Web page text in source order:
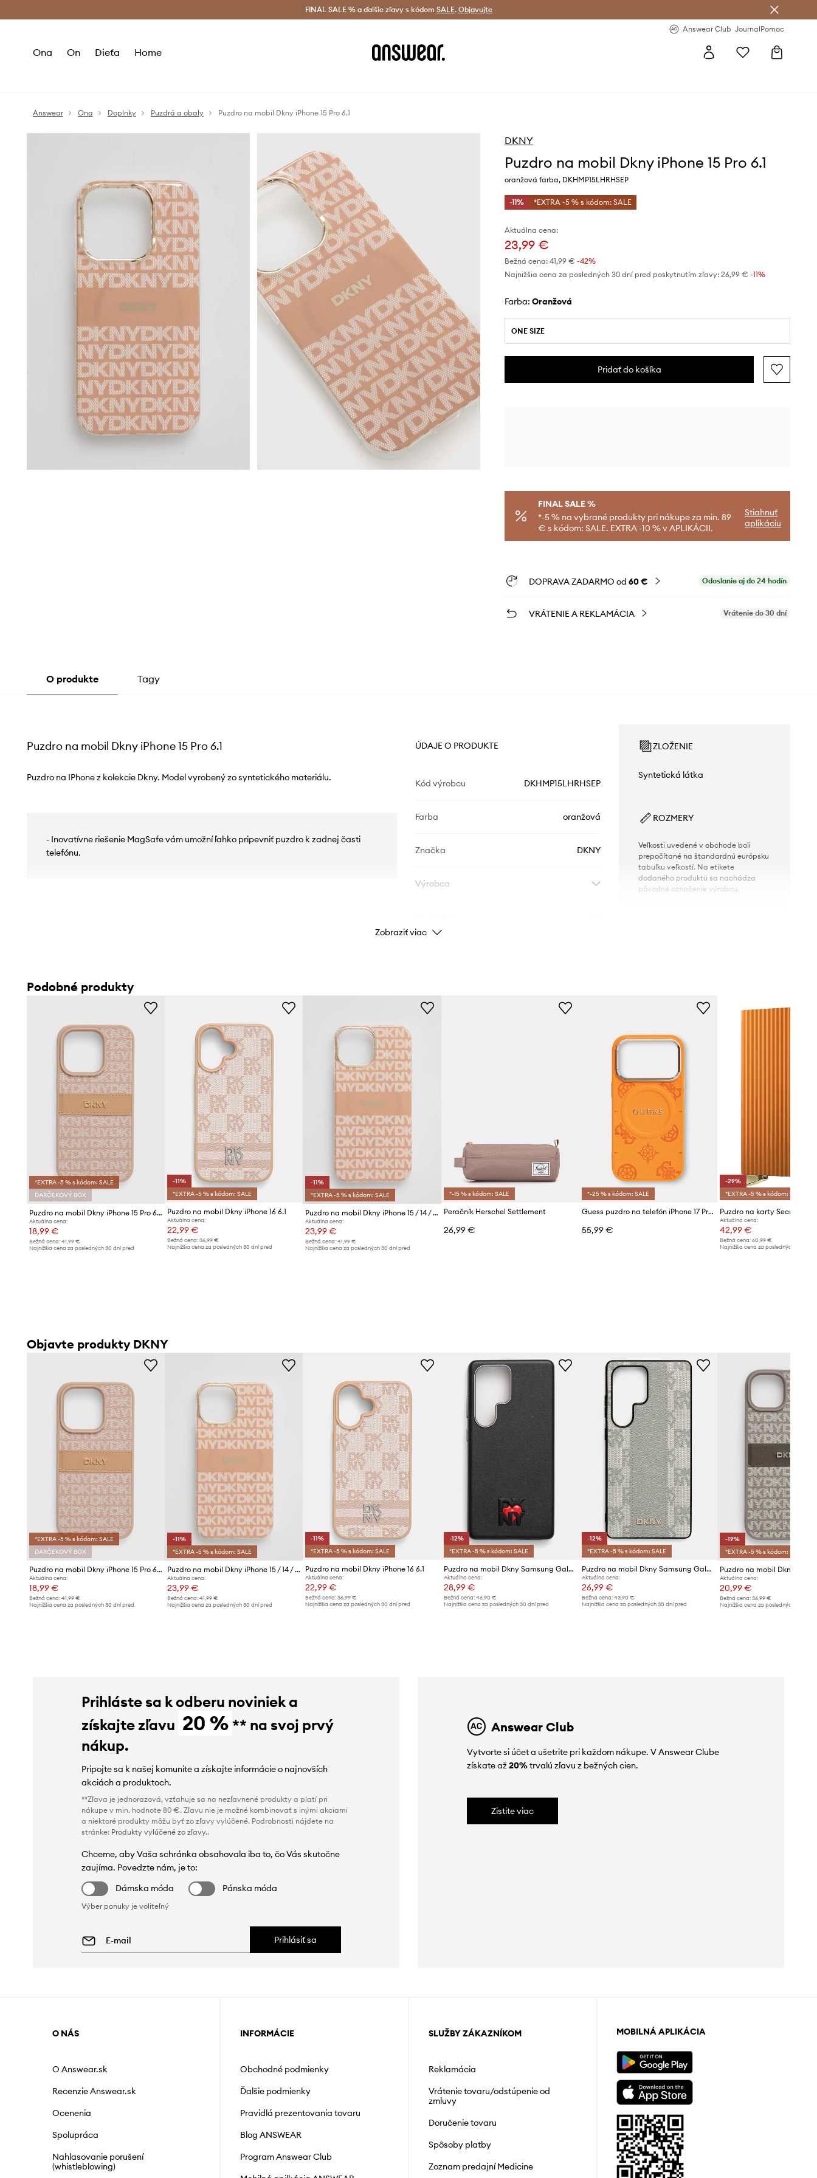
Bezplatná doprava od 60 € > Doručenie aj do 24 h >
FINAL SALE % a ďalšie zľavy s kódom SALE. Objavujte
Answear Club JournalPomoc
Ona On Dieťa Home
Answear Ona Doplnky Puzdrá a obaly Puzdro na mobil Dkny iPhone 15 Pro 6.1
DKNY
Puzdro na mobil Dkny iPhone 15 Pro 6.1
oranžová farba, DKHMP15LHRHSEP
-11% *EXTRA -5 % s kódom: SALE
Aktuálna cena:
23,99 €
Bežná cena: 41,99 € -42%
Najnižšia cena za posledných 30 dní pred poskytnutím zľavy: 26,99 € -11%
Farba: oranžová
ONE SIZE
Pridať do košíka
FINAL SALE %
*-5 % na vybrané produkty pri nákupe za min. 89
€ s kódom: SALE. EXTRA -10 % v APLIKÁCII.
Stiahnuť
aplikáciu
DOPRAVA ZADARMO od 60 € Odoslanie aj do 24 hodín
VRÁTENIE A REKLAMÁCIA Vrátenie do 30 dní
O produkte Tagy
Puzdro na mobil Dkny iPhone 15 Pro 6.1
Puzdro na IPhone z kolekcie Dkny. Model vyrobený zo syntetického materiálu.
- Inovatívne riešenie MagSafe vám umožní ľahko pripevniť puzdro k zadnej časti
telefónu.
ÚDAJE O PRODUKTE
Kód výrobcu DKHMP15LHRHSEP
Farba oranžová
Značka DKNY
Výrobca
ZLOŽENIE
Syntetická látka
ROZMERY
Veľkosti uvedené v obchode boli
prepočítané na štandardnú európsku
tabuľku veľkostí. Na etikete
dodaného produktu sa nachádza
pôvodné označenie výrobcu.
Zobraziť viac
Podobné produkty
*EXTRA -5 % s kódom: SALE
DARČEKOVÝ BOX
Puzdro na mobil Dkny iPhone 15 Pro 6.1
Aktuálna cena:
18,99 €
Bežná cena: 41,99 €
Najnižšia cena za posledných 30 dní pred
-11%
*EXTRA -5 % s kódom: SALE
Puzdro na mobil Dkny iPhone 16 6.1
Aktuálna cena:
22,99 €
Bežná cena:36,99 €
Najnižšia cena za posledných 30 dní pred
-11%
*EXTRA -5 % s kódom: SALE
Puzdro na mobil Dkny iPhone 15 / 14 / 13 6.1
Aktuálna cena:
23,99 €
Bežná cena: 41,99 €
Najnižšia cena za posledných 30 dní pred
*-15 % s kódom: SALE
Peračník Herschel Settlement
26,99 €
*-25 % s kódom: SALE
Guess puzdro na telefón iPhone 17 Pro
55,99 €
-29%
*EXTRA -5 % s kódom: SALE
Puzdro na karty Secrid
Aktuálna cena:
42,99 €
Bežná cena: 60,99 €
Najnižšia cena za posledných 30 dní
Objavte produkty DKNY
*EXTRA -5 % s kódom: SALE
DARČEKOVÝ BOX
Puzdro na mobil Dkny iPhone 15 Pro 6.1
Aktuálna cena:
18,99 €
Bežná cena: 41,99 €
Najnižšia cena za posledných 30 dní pred
-11%
*EXTRA -5 % s kódom: SALE
Puzdro na mobil Dkny iPhone 15 / 14 / 13 6.1
Aktuálna cena:
23,99 €
Bežná cena:41,99 €
Najnižšia cena za posledných 30 dní pred
-11%
*EXTRA -5 % s kódom: SALE
Puzdro na mobil Dkny iPhone 16 6.1
Aktuálna cena:
22,99 €
Bežná cena: 36,99 €
Najnižšia cena za posledných 30 dní pred
-12%
*EXTRA -5 % s kódom: SALE
Puzdro na mobil Dkny Samsung Galaxy S25 Ultra
Aktuálna cena:
28,99 €
Bežná cena: 46,90 €
Najnižšia cena za posledných 30 dní pred
-12%
*EXTRA -5 % s kódom: SALE
Puzdro na mobil Dkny Samsung Galaxy S25
Aktuálna cena:
26,99 €
Bežná cena:43,90 €
Najnižšia cena za posledných 30 dní pred
-19%
*EXTRA -5 % s kódom: SALE
Aktuálna cena:
20,99 €
Bežná cena: 36,99 €
Najnižšia cena za posledných 30 dní
Prihláste sa k odberu noviniek a
získajte zľavu 20 % ** na svoj prvý
nákup.
Pripojte sa k našej komunite a získajte informácie o najnovších
akciách a produktoch.
**Zľava je jednorazová, vzťahuje sa na nezľavnené produkty a platí pri
nákupe v min. hodnote 80 €. Zľavu nie je možné kombinovať s inými akciami
a niektoré produkty môžu byť zo zľavy vylúčené. Podrobnosti nájdete na
stránke: Produkty vylúčené zo zľavy..
Chceme, aby Vaša schránka obsahovala iba to, čo Vás skutočne
zaujíma. Povedzte nám, je to:
Dámska móda
Pánska móda
Výber ponuky je voliteľný
Prihlásiť sa
Answear Club
Vytvorte si účet a ušetrite pri každom nákupe. V Answear Clube
získate až20%trvalú zľavu z bežných cien.
Zistite viac
O NÁS
O Answear.sk
Recenzie Answear.sk
Ocenenia
Spolupráca
Nahlasovanie porušení
(whistleblowing)
INFORMÁCIE
Obchodné podmienky
Ďalšie podmienky
Pravidlá prezentovania tovaru
Blog ANSWEAR
Program Answear Club
SLUŽBY ZÁKAZNÍKOM
Reklamácia
Vrátenie tovaru/odstúpenie od
zmluvy
Doručenie tovaru
Spôsoby platby
Zoznam predajní Medicine
MOBILNÁ APLIKÁCIA